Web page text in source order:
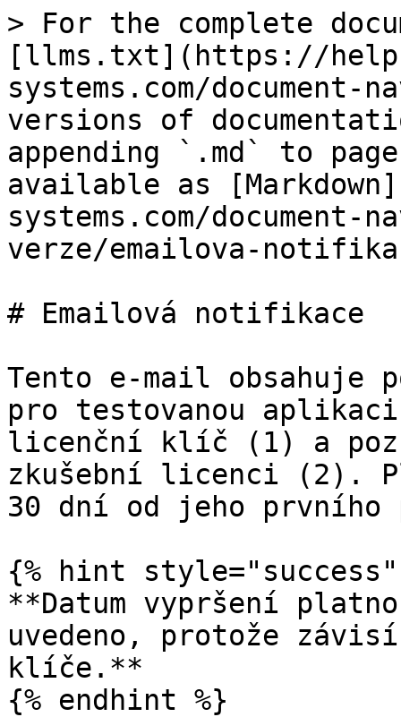
> For the complete
[llms.txt](https://
systems.com/
versions of
appending `.md` to
available as
systems.com/
verze/emailova-
# Emailová notifikace
Tento e-mail
pro testovanou
licenční klíč (1) a
zkušební licenci (2).
30 dní od jeho
{% hint style="success"
**Datum vypršení
uvedeno, protože
klíče.**
{% endhint %}